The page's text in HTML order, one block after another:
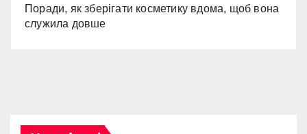
Поради, як зберігати косметику вдома, щоб вона
служила довше